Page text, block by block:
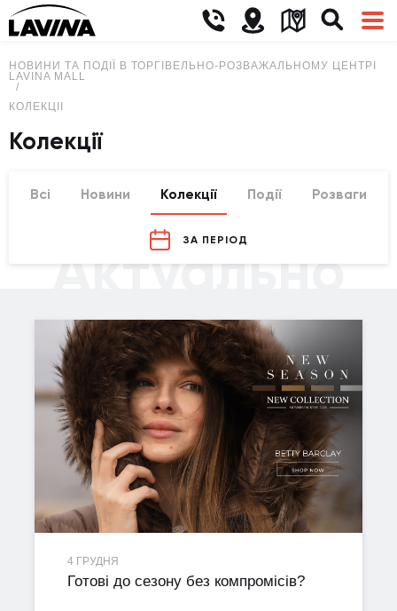
НОВИНИ ТА ПОДІЇ В ТОРГІВЕЛЬНО-РОЗВАЖАЛЬНОМУ ЦЕНТРІ
LAVINA MALL
КОЛЕКЦІЇ
Колекції
Всі Новини Колекції Події Розваги
ЗА ПЕРІОД
Актуально
4 ГРУДНЯ
Готові до сезону без компромісів?